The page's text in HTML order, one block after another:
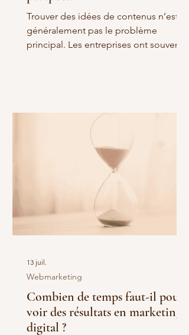
Trouver des idées de contenus n’est
généralement pas le problème
principal. Les entreprises ont souvent
véritable enjeu consiste plutôt à
identifier les sujets qui intéressent
réellement leurs futurs clients.
Autrement dit, quelles sont les
questions que vos prospects se
posent avant de vous contacter, de
comparer des solutions ou de
Combien de temps faut-il pour
voir des résultats en marketing
digital ?
Webmarketing
13 juil.